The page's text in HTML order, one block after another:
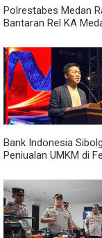
Polrestabes Medan
Bantaran Rel KA
Narkoba, Sita 3 Kg
Sejumlah Paket Sabu
Bank Indonesia
Penjualan UMKM di